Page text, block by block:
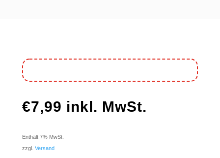
€7,99 inkl. MwSt.
Enthält 7% MwSt.
zzgl. Versand